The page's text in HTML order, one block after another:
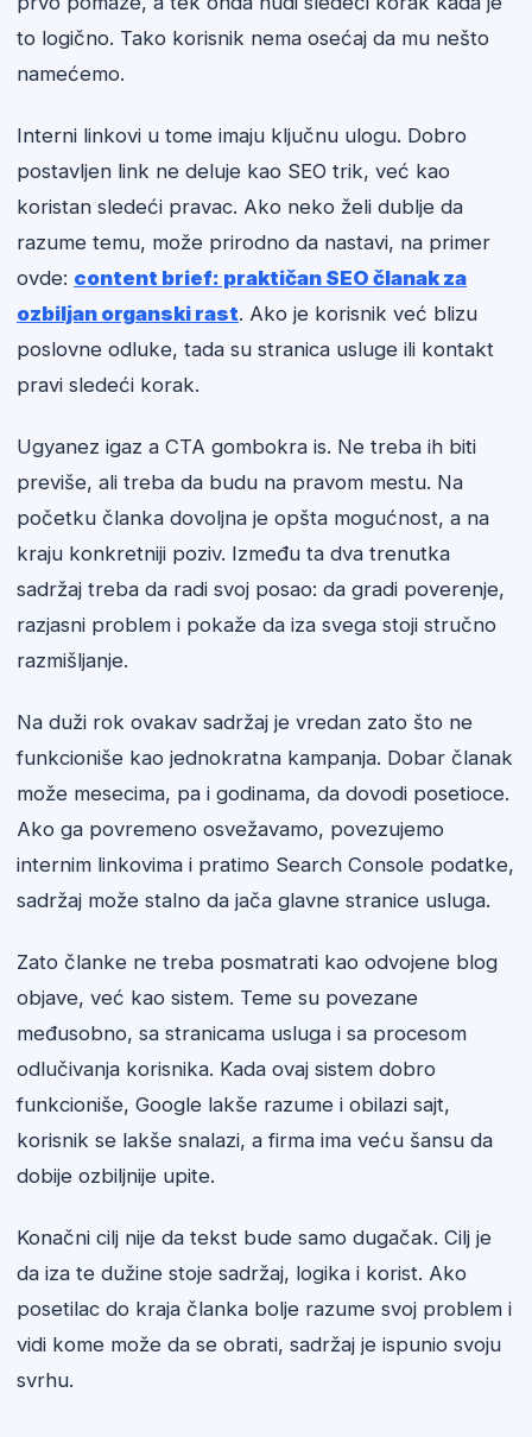
to logično. Tako korisnik nema osećaj da mu nešto
namećemo.
Interni linkovi u tome imaju ključnu ulogu. Dobro
postavljen link ne deluje kao SEO trik, već kao
koristan sledeći pravac. Ako neko želi dublje da
razume temu, može prirodno da nastavi, na primer
ovde: content brief: praktičan SEO članak za
ozbiljan organski rast. Ako je korisnik već blizu
poslovne odluke, tada su stranica usluge ili kontakt
pravi sledeći korak.
Ugyanez igaz a CTA gombokra is. Ne treba ih biti
previše, ali treba da budu na pravom mestu. Na
početku članka dovoljna je opšta mogućnost, a na
kraju konkretniji poziv. Između ta dva trenutka
sadržaj treba da radi svoj posao: da gradi poverenje,
razjasni problem i pokaže da iza svega stoji stručno
razmišljanje.
Na duži rok ovakav sadržaj je vredan zato što ne
funkcioniše kao jednokratna kampanja. Dobar članak
može mesecima, pa i godinama, da dovodi posetioce.
Ako ga povremeno osvežavamo, povezujemo
internim linkovima i pratimo Search Console podatke,
sadržaj može stalno da jača glavne stranice usluga.
Zato članke ne treba posmatrati kao odvojene blog
objave, već kao sistem. Teme su povezane
međusobno, sa stranicama usluga i sa procesom
odlučivanja korisnika. Kada ovaj sistem dobro
funkcioniše, Google lakše razume i obilazi sajt,
korisnik se lakše snalazi, a firma ima veću šansu da
dobije ozbiljnije upite.
Konačni cilj nije da tekst bude samo dugačak. Cilj je
da iza te dužine stoje sadržaj, logika i korist. Ako
posetilac do kraja članka bolje razume svoj problem i
vidi kome može da se obrati, sadržaj je ispunio svoju
svrhu.